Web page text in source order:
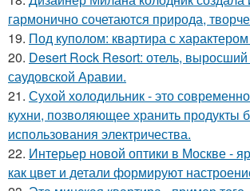
гармонично сочетаются природа,
19. Под куполом: квартира с
20. Desert Rock Resort: отель, выросший
саудовской Аравии.
21. Сухой холодильник - это
кухни, позволяющее хранить продукты
использования электричества.
22. Интерьер новой оптики в Москве -
как цвет и детали формируют